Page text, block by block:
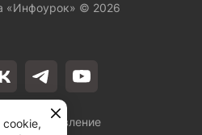
осуществление
«Инфоурок» © 2026